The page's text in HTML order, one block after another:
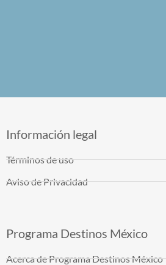
Información legal
Términos de uso
Aviso de Privacidad
Programa Destinos México
Acerca de Programa Destinos México